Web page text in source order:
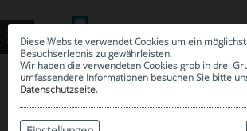
Diese Website verwendet Cookies um ein
Besuchserlebnis zu gewährleisten.
Wir haben die verwendeten Cookies grob in drei
umfassendere Informationen besuchen Sie bitte
Datenschutzseite.
ARCHIV